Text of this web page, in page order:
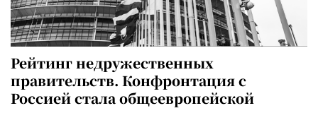
Рейтинг недружественных
правительств. Конфронтация с
Россией стала общеевропейской